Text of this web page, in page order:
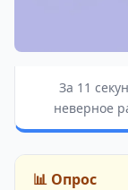
За 11
неверное
📊 Опрос